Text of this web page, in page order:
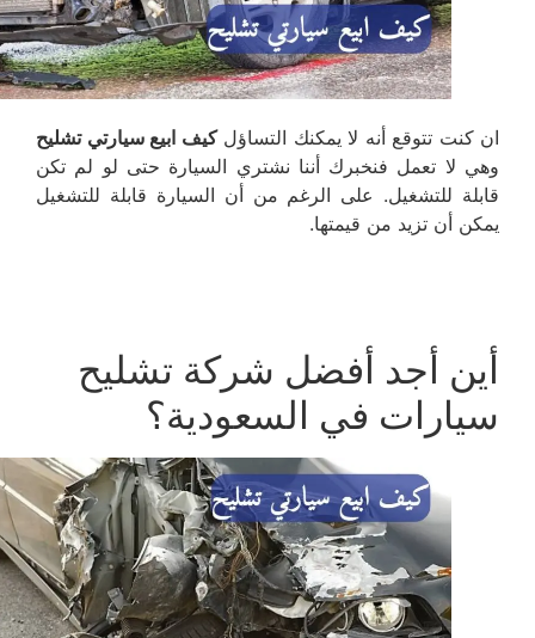
ان كنت تتوقع أنه لا يمكنك التساؤل كيف ابيع سيارتي تشليح
وهي لا تعمل فنخبرك أننا نشتري السيارة حتى لو لم تكن
قابلة للتشغيل. على الرغم من أن السيارة قابلة للتشغيل
يمكن أن تزيد من قيمتها.
أين أجد أفضل شركة تشليح
سيارات في السعودية؟